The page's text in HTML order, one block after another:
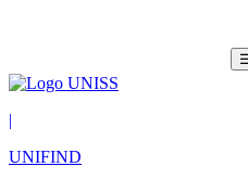
|
UNIFIND